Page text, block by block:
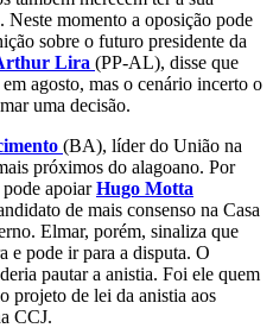
momento a oposição pode
sobre o futuro presidente da
Lira (PP-AL), disse que
agosto, mas o cenário incerto o
uma decisão.
(BA), líder do União na
próximos do alagoano. Por
apoiarHugo Motta
de mais consenso na Casa
Elmar, porém, sinaliza que
e pode ir para a disputa. O
pautar a anistia. Foi ele quem
projeto de lei da anistia aos
CCJ.